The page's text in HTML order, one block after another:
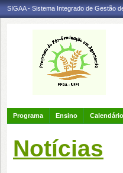
SIGAA - Sistema Integrado de Gestão
Programa Ensino Calendário
Notícias